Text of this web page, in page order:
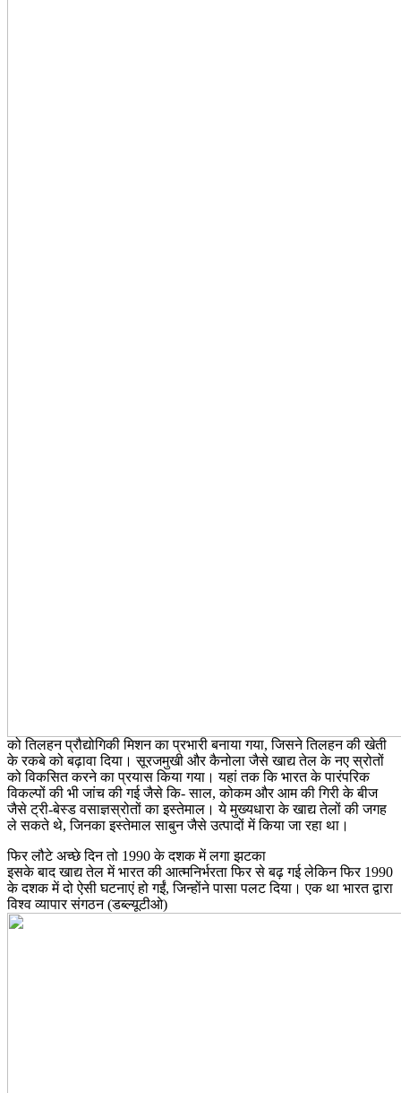
को तिलहन प्रौद्योगिकी मिशन का प्रभारी बनाया गया, जिसने तिलहन की खेती
के रकबे को बढ़ावा दिया। सूरजमुखी और कैनोला जैसे खाद्य तेल के नए स्रोतों
को विकसित करने का प्रयास किया गया। यहां तक कि भारत के पारंपरिक
विकल्पों की भी जांच की गई जैसे कि- साल, कोकम और आम की गिरी के बीज
जैसे ट्री-बेस्ड वसाज्ञस्रोतों का इस्तेमाल। ये मुख्यधारा के खाद्य तेलों की जगह
ले सकते थे, जिनका इस्तेमाल साबुन जैसे उत्पादों में किया जा रहा था।
फिर लौटे अच्छे दिन तो 1990 के दशक में लगा झटका
इसके बाद खाद्य तेल में भारत की आत्मनिर्भरता फिर से बढ़ गई लेकिन फिर 1990
के दशक में दो ऐसी घटनाएं हो गईं, जिन्होंने पासा पलट दिया। एक था भारत द्वारा
विश्व व्यापार संगठन (डब्ल्यूटीओ)